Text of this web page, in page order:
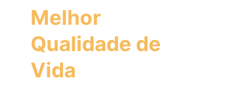
Melhor
Qualidade de
Vida